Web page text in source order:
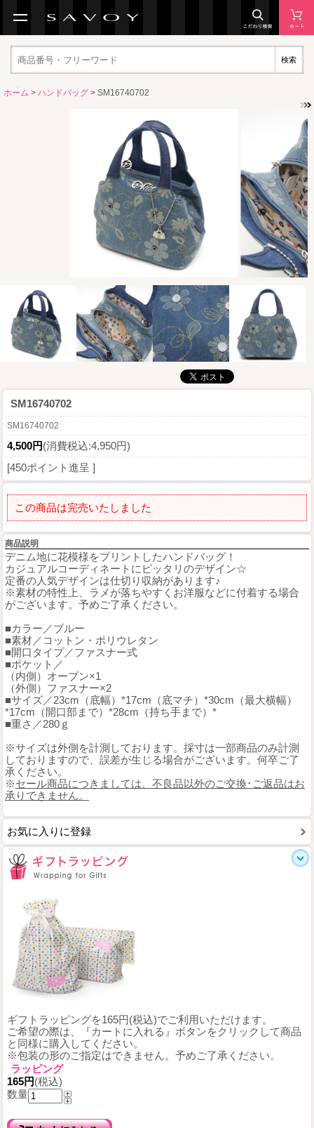
検索
ホーム > ハンドバッグ > SM16740702
SM16740702
SM16740702
4,500円(消費税込:4,950円)
[450ポイント進呈 ]
この商品は完売いたしました
商品説明
デニム地に花模様をプリントしたハンドバッグ！
カジュアルコーディネートにピッタリのデザイン☆
定番の人気デザインは仕切り収納があります♪
※素材の特性上、ラメが落ちやすくお洋服などに付着する場合
がございます。予めご了承ください。
■カラー／ブルー
■素材／コットン・ポリウレタン
■開口タイプ／ファスナー式
■ポケット／
（内側）オープン×1
（外側）ファスナー×2
■サイズ／23cm（底幅）*17cm（底マチ）*30cm（最大横幅）
*17cm（開口部まで）*28cm（持ち手まで）*
■重さ／280ｇ
※サイズは外側を計測しております。採寸は一部商品のみ計測
しておりますので、誤差が生じる場合がございます。何卒ご了
承ください。
※セール商品につきましては、不良品以外のご交換･ご返品はお
承りできません。
お気に入りに登録
ギフトラッピングを165円(税込)でご利用いただけます。
ご希望の際は、『カートに入れる』ボタンをクリックして商品
と同様に購入してください。
※包装の形のご指定はできません。予めご了承ください。
ラッピング
165円(税込)
数量